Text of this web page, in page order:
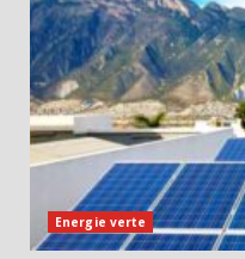
Energie verte